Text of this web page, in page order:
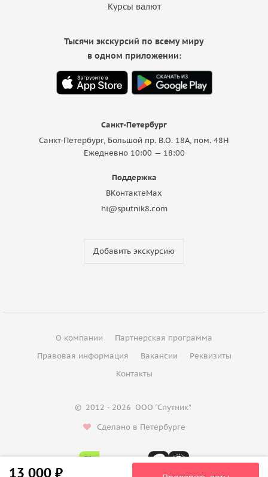
13 000 ₽
Курсы валют
Санкт-Петербург
Санкт-Петербург, Большой пр. В.О. 18A, пом. 48Н
Ежедневно 10:00 — 18:00
Поддержка
ВКонтактеMax
hi@sputnik8.com
Добавить экскурсию
Тысячи экскурсий по всему миру
в одном приложении:
О компании
Партнерская программа
Правовая информация
Вакансии
Реквизиты
Контакты
© 2012 - 2026 ООО "Спутник"
Сделано в Петербурге